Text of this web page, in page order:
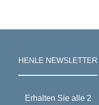
HENLE NEWSLETTER
Erhalten Sie alle 2